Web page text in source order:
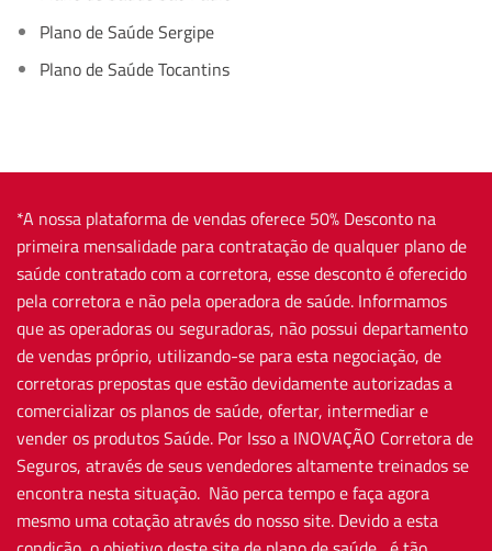
Plano de Saúde Sergipe
Plano de Saúde Tocantins
*A nossa plataforma de vendas oferece 50% Desconto na
primeira mensalidade para contratação de qualquer plano de
saúde contratado com a corretora, esse desconto é oferecido
pela corretora e não pela operadora de saúde. Informamos
que as operadoras ou seguradoras, não possui departamento
de vendas próprio, utilizando-se para esta negociação, de
corretoras prepostas que estão devidamente autorizadas a
comercializar os planos de saúde, ofertar, intermediar e
vender os produtos Saúde. Por Isso a INOVAÇÃO Corretora de
Seguros, através de seus vendedores altamente treinados se
encontra nesta situação. Não perca tempo e faça agora
mesmo uma cotação através do nosso site. Devido a esta